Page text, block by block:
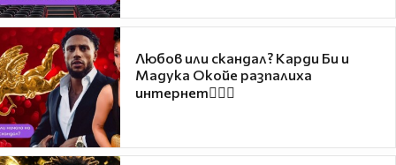
Любов или скандал? Карди Би и
Мадука Окойе разпалиха
интернет❤️‍🔥🔥